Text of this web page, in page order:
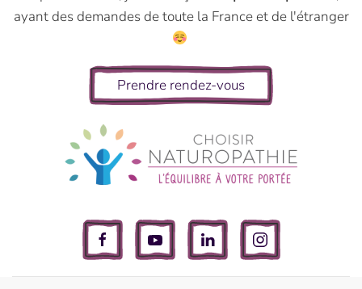
ayant des demandes de toute la France et de l'étranger
Prendre rendez-vous